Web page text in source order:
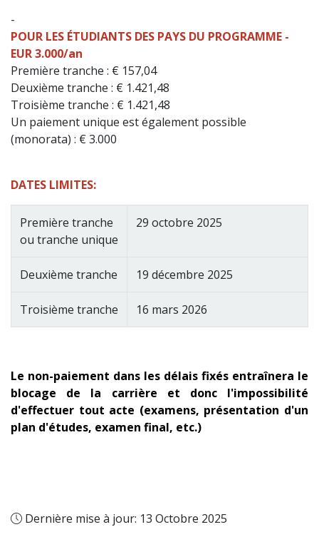
-
POUR LES ÉTUDIANTS DES PAYS DU PROGRAMME -
EUR 3.000/an
Première tranche : € 157,04
Deuxième tranche : € 1.421,48
Troisième tranche : € 1.421,48
Un paiement unique est également possible
(monorata) : € 3.000
DATES LIMITES:
Première tranche
ou tranche unique
29 octobre 2025
Deuxième tranche 19 décembre 2025
Troisième tranche 16 mars 2026
Le non-paiement dans les délais fixés entraînera le
blocage de la carrière et donc l'impossibilité
d'effectuer tout acte (examens, présentation d'un
plan d'études, examen final, etc.)
Dernière mise à jour: 13 Octobre 2025